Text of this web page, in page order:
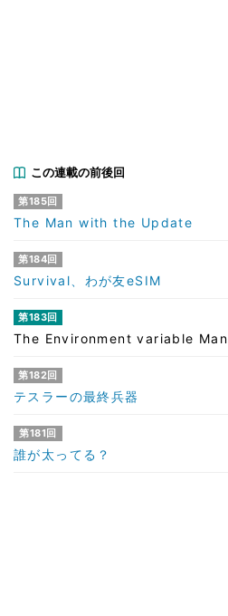
この連載の前後回
第185回
The Man with the Update
第184回
Survival、わが友eSIM
第183回
The Environment variable Man
第182回
テスラーの最終兵器
第181回
誰が太ってる？